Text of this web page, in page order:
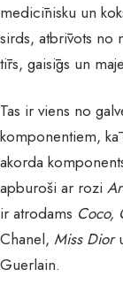
medicīnisku un
sirds, atbrīvots no
tīrs, gaisīgs un
Tas ir viens no
komponentiem, kā
akorda
apburoši ar rozi
ir atrodams Coco,
Chanel, Miss Dior
Guerlain.